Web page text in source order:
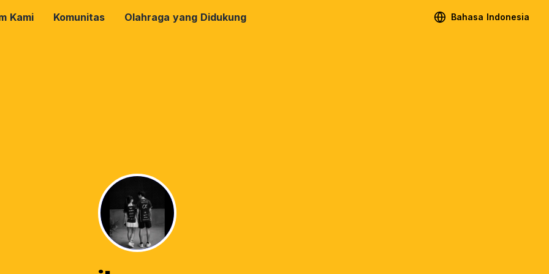
Kami Komunitas Olahraga yang Didukung Bahasa Indonesia